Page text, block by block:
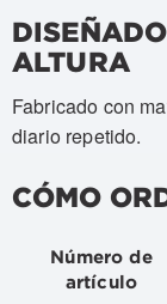
ALTURA
Fabricado con
diario repetido.
CÓMO
Número de
artículo